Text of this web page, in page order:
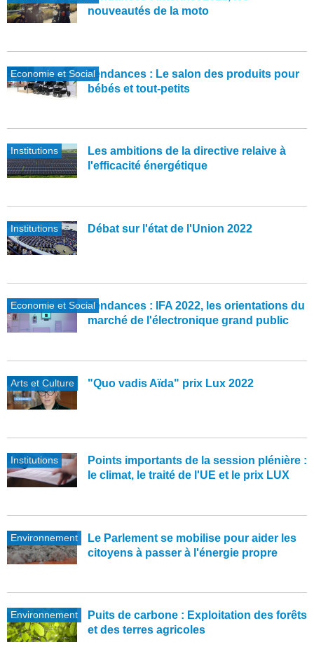
nouveautés de la moto
Economie et SocialTendances : Le salon des produits pour
bébés et tout-petits
Institutions
Les ambitions de la directive relaive à
l'efficacité énergétique
Institutions Débat sur l'état de l'Union 2022
Economie et SocialTendances : IFA 2022, les orientations du
marché de l'électronique grand public
Arts et Culture "Quo vadis Aïda" prix Lux 2022
Institutions
Points importants de la session plénière :
le climat, le traité de l'UE et le prix LUX
Environnement
Le Parlement se mobilise pour aider les
citoyens à passer à l'énergie propre
Environnement
Puits de carbone : Exploitation des forêts
et des terres agricoles